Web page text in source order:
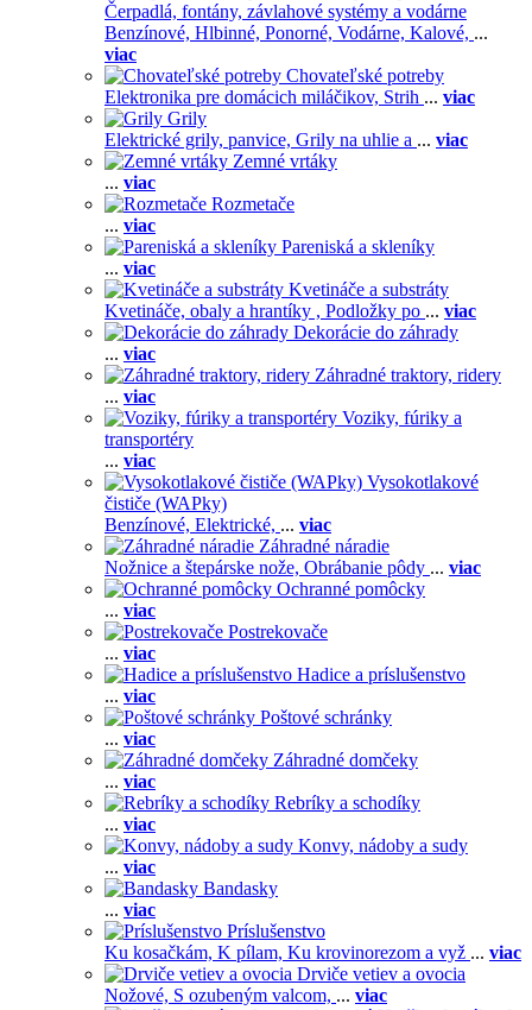
Čerpadlá, fontány, závlahové systémy a vodárne
Benzínové, Hlbinné, Ponorné, Vodárne, Kalové, ...
viac
Chovateľské potreby
Elektronika pre domácich miláčikov, Strih ... viac
Grily
Elektrické grily, panvice, Grily na uhlie a ... viac
Zemné vrtáky
... viac
Rozmetače
... viac
Pareniská a skleníky
... viac
Kvetináče a substráty
Kvetináče, obaly a hrantíky , Podložky po ... viac
Dekorácie do záhrady
... viac
Záhradné traktory, ridery
... viac
Voziky, fúriky a
transportéry
... viac
Vysokotlakové
čističe (WAPky)
Benzínové, Elektrické, ... viac
Záhradné náradie
Nožnice a štepárske nože, Obrábanie pôdy ... viac
Ochranné pomôcky
... viac
Postrekovače
... viac
Hadice a príslušenstvo
... viac
Poštové schránky
... viac
Záhradné domčeky
... viac
Rebríky a schodíky
... viac
Konvy, nádoby a sudy
... viac
Bandasky
... viac
Príslušenstvo
Ku kosačkám, K pílam, Ku krovinorezom a vyž ... viac
Drviče vetiev a ovocia
Nožové, S ozubeným valcom, ... viac